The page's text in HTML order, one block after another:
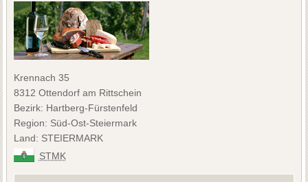
Krennach 35
8312 Ottendorf am Rittschein
Bezirk: Hartberg-Fürstenfeld
Region: Süd-Ost-Steiermark
Land: STEIERMARK
STMK